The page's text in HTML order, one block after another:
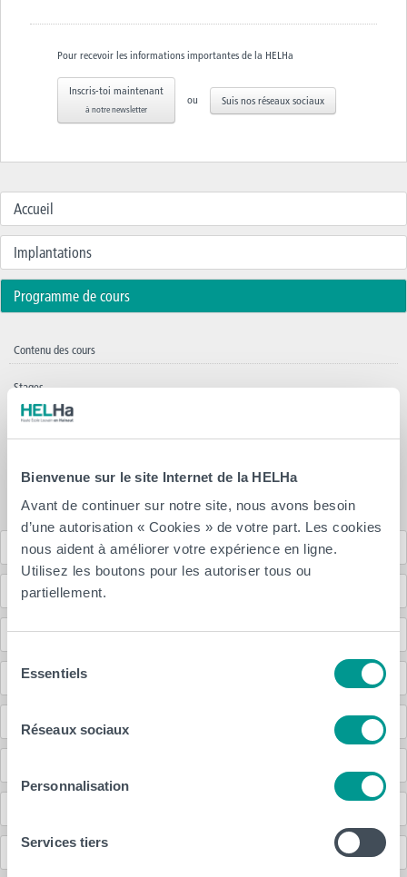
Bienvenue sur le site Internet de la HELHa
Avant de continuer sur notre site, nous avons besoin
d’une autorisation « Cookies » de votre part. Les cookies
nous aident à améliorer votre expérience en ligne.
Utilisez les boutons pour les autoriser tous ou
partiellement.
Sélection
consentement
Essentiels
Réseaux sociaux
Personnalisation
Services tiers
Pour recevoir les informations importantes de la HELHa
Inscris-toi maintenant
à notre newsletter
ou Suis nos réseaux sociaux
Accueil
Implantations
Programme de cours
Contenu des cours
Stages
Fiche ECTS – Braine-le-Comte
Fiche ECTS – Leuze-en-Hainaut
Passerelles
Métiers, débouchés
Etudiant·e·s français·e·s
Etudier à l’étranger
Liens
Contact